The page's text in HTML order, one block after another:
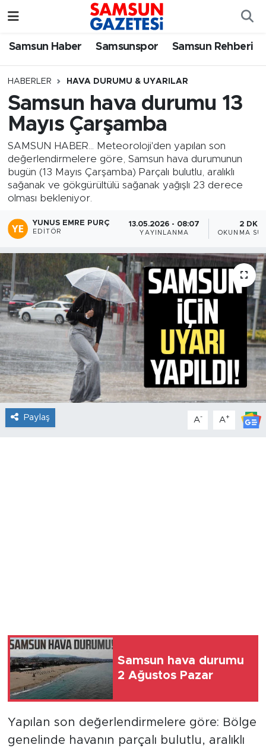
Samsun Haber Samsunspor Samsun Rehberi
HABERLER HAVA DURUMU & UYARILAR
Samsun hava durumu 13
Mayıs Çarşamba
SAMSUN HABER... Meteoroloji'den yapılan son
değerlendirmelere göre, Samsun hava durumunun
bugün (13 Mayıs Çarşamba) Parçalı bulutlu, aralıklı
sağanak ve gökgürültülü sağanak yağışlı 23 derece
olması bekleniyor.
YUNUS EMRE PURÇ
EDITÖR
13.05.2026 - 08:07
YAYINLANMA
2 DK
OKUNMA
Paylaş A- A+
Samsun hava durumu
2 Ağustos Pazar
Yapılan son değerlendirmelere göre: Bölge
genelinde havanın parçalı bulutlu, aralıklı
Samsun Haber
Samsun Rehberi
Resmi İlanlar
Samsun Nöbetçi Eczaneler
SAMSUN Namaz Vakitleri
Samsun Trafik Yoğunluk Haritası
Süper Lig Puan Durumu ve Fikstür
Tüm Manşetler
Son Dakika Haberleri
Haber Arşivi